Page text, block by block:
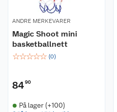
ANDRE MERKEVARER
Magic Shoot mini
basketballnett
☆☆☆☆☆ (0)
8490
På lager (+100)